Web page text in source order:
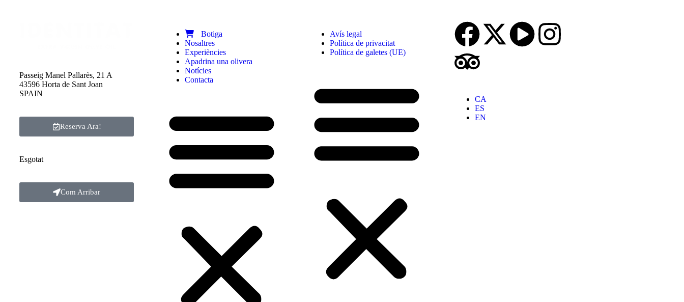
Passeig Manel Pallarès, 21 A
43596 Horta de Sant Joan
SPAIN
Reserva Ara!
Esgotat
Com Arribar
Botiga
Nosaltres
Experiències
Apadrina una olivera
Notícies
Contacta
Avís legal
Política de privacitat
Política de galetes (UE)
CA
ES
EN